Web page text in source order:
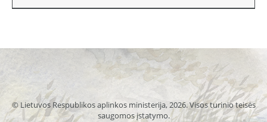
© Lietuvos Respublikos aplinkos ministerija, 2026. Visos turinio teisės
saugomos įstatymo.